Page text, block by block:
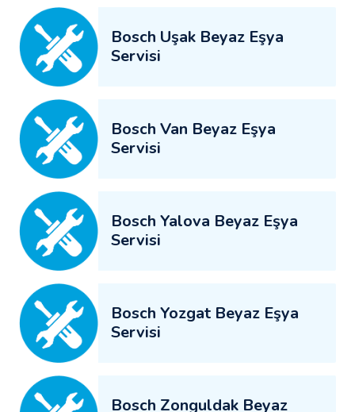
Bosch Uşak Beyaz Eşya
Servisi
Bosch Van Beyaz Eşya
Servisi
Bosch Yalova Beyaz Eşya
Servisi
Bosch Yozgat Beyaz Eşya
Servisi
Bosch Zonguldak Beyaz